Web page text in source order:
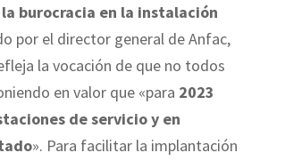
burocracia en la instalación
por el director general de Anfac,
la vocación de que no todos
en valor que «para 2023
de servicio y en
». Para facilitar la implantación